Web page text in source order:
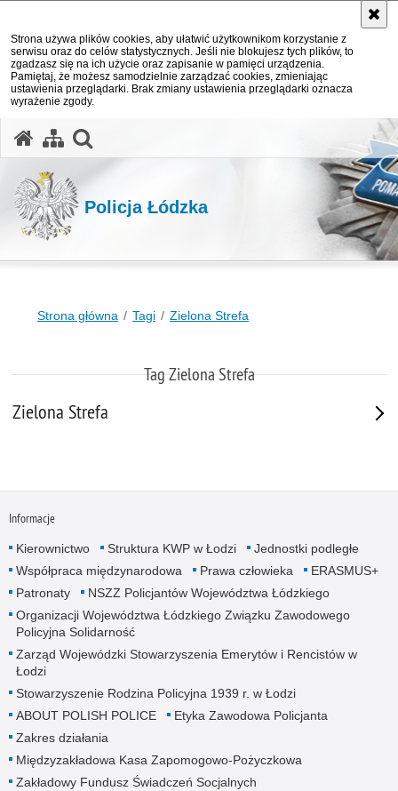
Strona używa plików cookies, aby ułatwić użytkownikom korzystanie z
serwisu oraz do celów statystycznych. Jeśli nie blokujesz tych plików, to
zgadzasz się na ich użycie oraz zapisanie w pamięci urządzenia.
Pamiętaj, że możesz samodzielnie zarządzać cookies, zmieniając
ustawienia przeglądarki. Brak zmiany ustawienia przeglądarki oznacza
wyrażenie zgody.
Policja Łódzka
Strona główna Tagi Zielona Strefa
Tag Zielona Strefa
Zielona Strefa
Informacje
Kierownictwo Struktura KWP w Łodzi
Jednostki podległe
Współpraca międzynarodowa
Prawa człowieka
ERASMUS+
Patronaty
NSZZ Policjantów Województwa Łódzkiego
Organizacji Województwa Łódzkiego Związku Zawodowego
Policyjna Solidarność
Zarząd Wojewódzki Stowarzyszenia Emerytów i Rencistów w
Łodzi
Stowarzyszenie Rodzina Policyjna 1939 r. w Łodzi
ABOUT POLISH POLICE
Etyka Zawodowa Policjanta
Zakres działania
Międzyzakładowa Kasa Zapomogowo-Pożyczkowa
Zakładowy Fundusz Świadczeń Socjalnych